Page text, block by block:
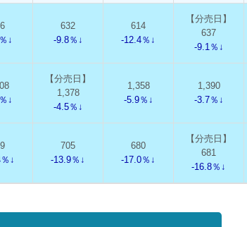
↓
632
-9.8％↓
614
-12.4％↓
【分売日】
637
-9.1％↓
↓
【分売日】
1,378
-4.5％↓
1,358
-5.9％↓
1,390
-3.7％↓
↓
705
-13.9％↓
680
-17.0％↓
【分売日】
681
-16.8％↓